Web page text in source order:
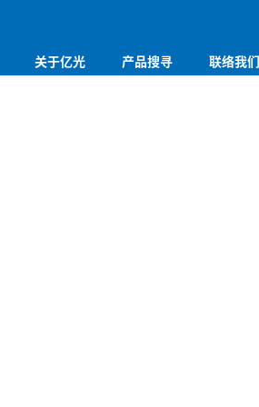
关于亿光 产品搜寻 联络我们